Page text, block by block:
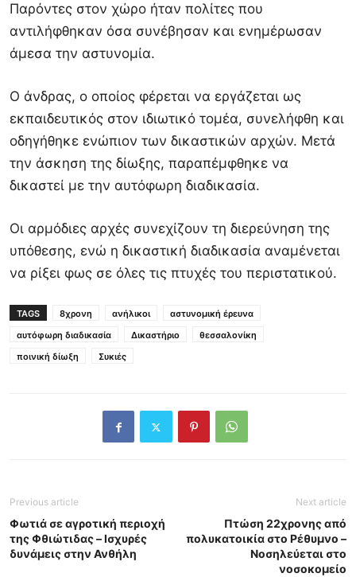
Παρόντες στον χώρο ήταν πολίτες που
αντιλήφθηκαν όσα συνέβησαν και ενημέρωσαν
άμεσα την αστυνομία.
Ο άνδρας, ο οποίος φέρεται να εργάζεται ως
εκπαιδευτικός στον ιδιωτικό τομέα, συνελήφθη και
οδηγήθηκε ενώπιον των δικαστικών αρχών. Μετά
την άσκηση της δίωξης, παραπέμφθηκε να
δικαστεί με την αυτόφωρη διαδικασία.
Οι αρμόδιες αρχές συνεχίζουν τη διερεύνηση της
υπόθεσης, ενώ η δικαστική διαδικασία αναμένεται
να ρίξει φως σε όλες τις πτυχές του περιστατικού.
TAGS 8χρονη ανήλικοι
αστυνομική έρευνα
αυτόφωρη διαδικασία
Δικαστήριο
θεσσαλονίκη
ποινική δίωξη
Συκιές
Previous article
Φωτιά σε αγροτική περιοχή
της Φθιώτιδας – Ισχυρές
δυνάμεις στην Ανθήλη
Next article
Πτώση 22χρονης από
πολυκατοικία στο Ρέθυμνο –
Νοσηλεύεται στο
νοσοκομείο